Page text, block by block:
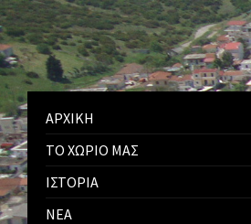
ΑΡΧΙΚΉ
ΤΟ ΧΩΡΙΌ ΜΑΣ
ΙΣΤΟΡΊΑ
ΝΈΑ